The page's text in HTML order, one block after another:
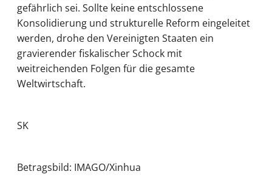
gefährlich sei. Sollte keine entschlossene
Konsolidierung und strukturelle Reform eingeleitet
werden, drohe den Vereinigten Staaten ein
gravierender fiskalischer Schock mit
weitreichenden Folgen für die gesamte
Weltwirtschaft.
SK
Betragsbild: IMAGO/Xinhua